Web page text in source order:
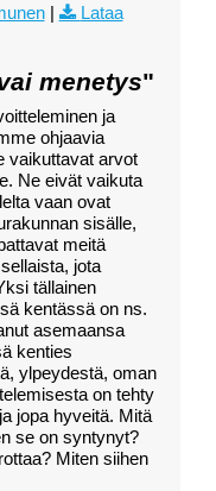
|
Lataa
menetys"
ja
ohjaavia
vaikuttavat arvot
Ne eivät vaikuta
vaan ovat
sisälle,
meitä
jota
tällainen
kentässä on ns.
asemaansa
kenties
ylpeydestä, oman
on tehty
jopa hyveitä. Mitä
se on syntynyt?
Miten siihen